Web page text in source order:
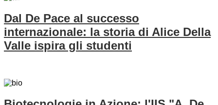
Dal De Pace al successo
internazionale: la storia di Alice Della
Valle ispira gli studenti